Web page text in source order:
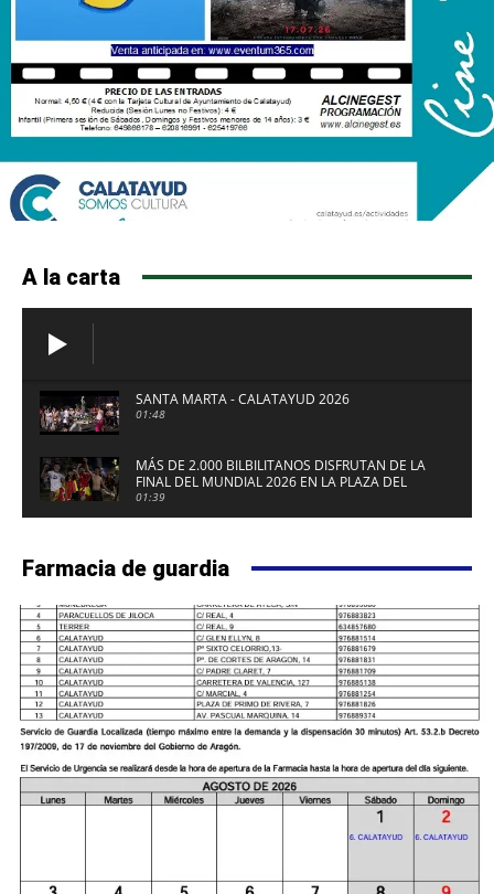
A la carta
SANTA MARTA - CALATAYUD 2026
01:48
MÁS DE 2.000 BILBILITANOS DISFRUTAN DE LA
FINAL DEL MUNDIAL 2026 EN LA PLAZA DEL
FUERTE DE CALATAYUD
01:39
Farmacia de guardia